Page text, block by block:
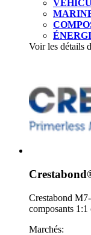
Voir les détails
Crestabond
composants
Marchés: